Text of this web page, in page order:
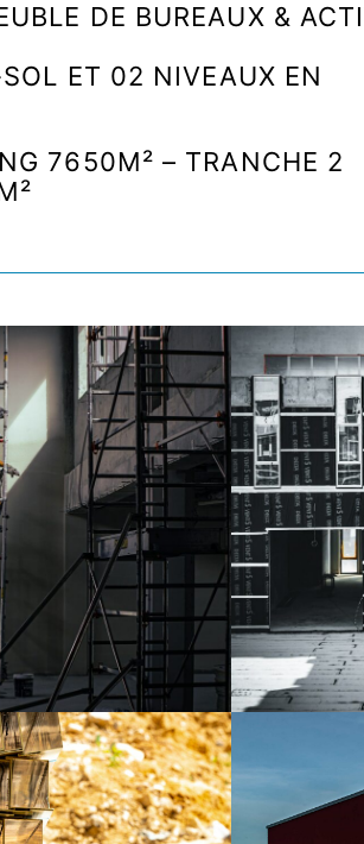
DE BUREAUX &
ET 02 NIVEAUX EN
7650M² – TRANCHE 2